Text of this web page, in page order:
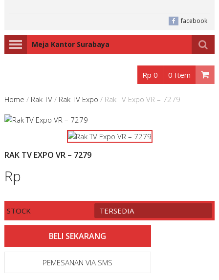
facebook
Meja Kantor Surabaya
Rp 0 0 Item
Home / Rak TV/ Rak TV Expo / Rak TV Expo VR – 7279
RAK TV EXPO VR – 7279
Rp
STOCK TERSEDIA
PEMESANAN VIA SMS